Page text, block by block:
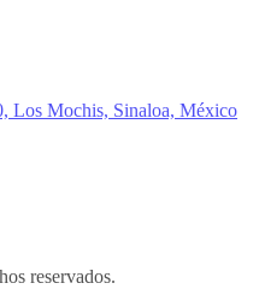
Los Mochis, Sinaloa, México
reservados.